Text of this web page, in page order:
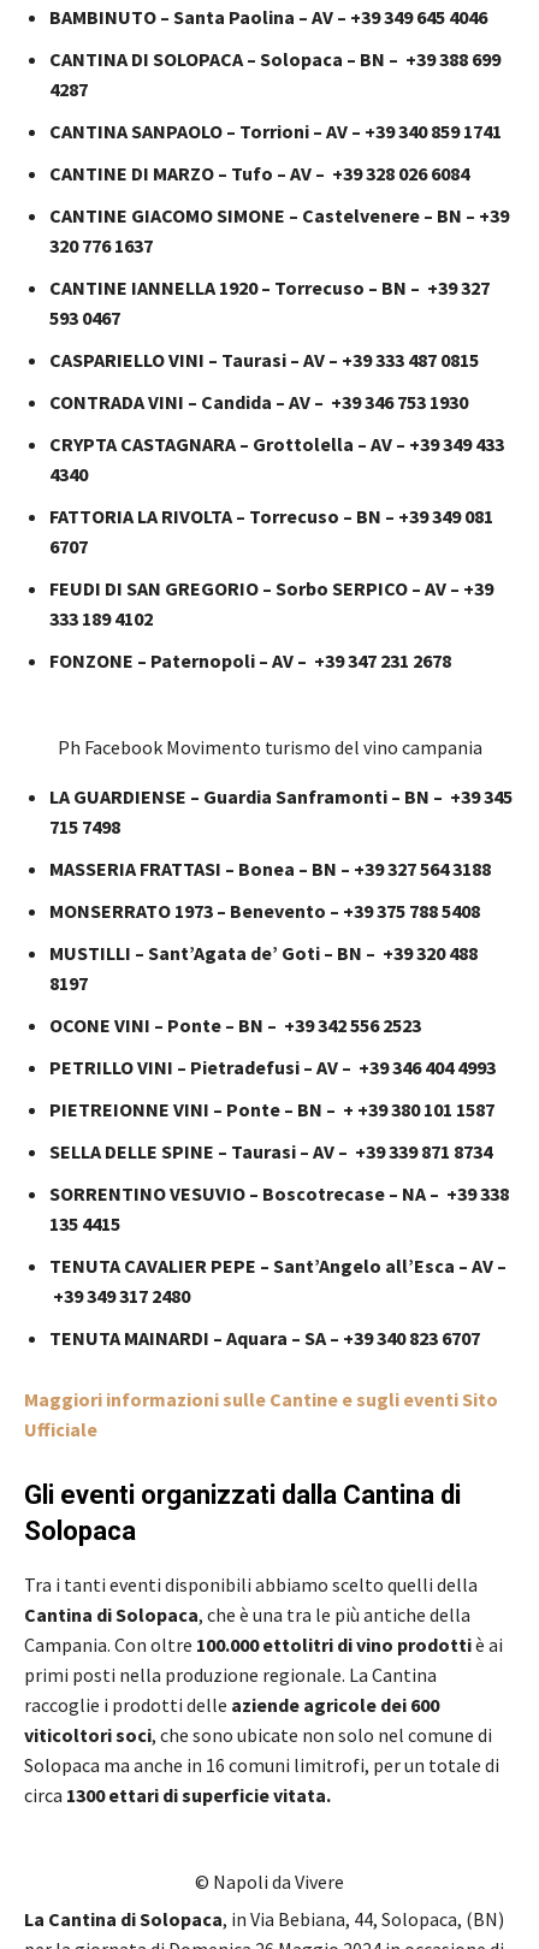
BAMBINUTO – Santa Paolina – AV – +39 349 645 4046
CANTINA DI SOLOPACA – Solopaca – BN – +39 388 699
4287
CANTINA SANPAOLO – Torrioni – AV – +39 340 859 1741
CANTINE DI MARZO – Tufo – AV – +39 328 026 6084
CANTINE GIACOMO SIMONE – Castelvenere – BN – +39
320 776 1637
CANTINE IANNELLA 1920 – Torrecuso – BN – +39 327
593 0467
CASPARIELLO VINI – Taurasi – AV – +39 333 487 0815
CONTRADA VINI – Candida – AV – +39 346 753 1930
CRYPTA CASTAGNARA – Grottolella – AV – +39 349 433
4340
FATTORIA LA RIVOLTA – Torrecuso – BN – +39 349 081
6707
FEUDI DI SAN GREGORIO – Sorbo SERPICO – AV – +39
333 189 4102
FONZONE – Paternopoli – AV – +39 347 231 2678
Ph Facebook Movimento turismo del vino campania
LA GUARDIENSE – Guardia Sanframonti – BN – +39 345
715 7498
MASSERIA FRATTASI – Bonea – BN – +39 327 564 3188
MONSERRATO 1973 – Benevento – +39 375 788 5408
MUSTILLI – Sant’Agata de’ Goti – BN – +39 320 488
8197
OCONE VINI – Ponte – BN – +39 342 556 2523
PETRILLO VINI – Pietradefusi – AV – +39 346 404 4993
PIETREIONNE VINI – Ponte – BN – + +39 380 101 1587
SELLA DELLE SPINE – Taurasi – AV – +39 339 871 8734
SORRENTINO VESUVIO – Boscotrecase – NA – +39 338
135 4415
TENUTA CAVALIER PEPE – Sant’Angelo all’Esca – AV –
+39 349 317 2480
TENUTA MAINARDI – Aquara – SA – +39 340 823 6707
Maggiori informazioni sulle Cantine e sugli eventi Sito
Ufficiale
Gli eventi organizzati dalla Cantina di
Solopaca
Tra i tanti eventi disponibili abbiamo scelto quelli della
Cantina di Solopaca, che è una tra le più antiche della
Campania. Con oltre 100.000 ettolitri di vino prodottiè ai
primi posti nella produzione regionale. La Cantina
raccoglie i prodotti delle aziende agricole dei 600
viticoltori soci, che sono ubicate non solo nel comune di
Solopaca ma anche in 16 comuni limitrofi, per un totale di
circa 1300 ettari di superficie vitata.
© Napoli da Vivere
La Cantina di Solopaca, in Via Bebiana, 44, Solopaca, (BN)